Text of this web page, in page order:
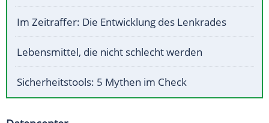
Im Zeitraffer: Die Entwicklung des Lenkrades
Lebensmittel, die nicht schlecht werden
Sicherheitstools: 5 Mythen im Check